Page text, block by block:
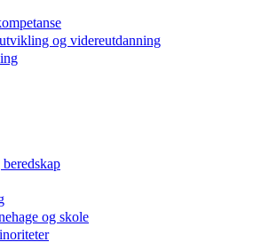
og videreutdanning
og skole